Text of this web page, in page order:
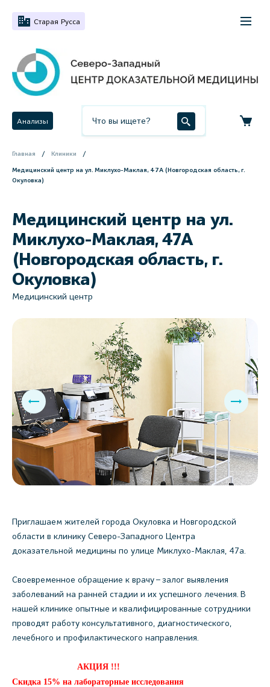
Старая Русса
Анализы
Главная Клиники
Медицинский центр на ул. Миклухо-Маклая, 47А (Новгородская область, г.
Окуловка)
Медицинский центр на ул.
Миклухо-Маклая, 47А
(Новгородская область, г.
Окуловка)
Медицинский центр
Приглашаем жителей города Окуловка и Новгородской
области в клинику Северо-Западного Центра
доказательной медицины по улице Миклухо-Маклая, 47а.
Своевременное обращение к врачу – залог выявления
заболеваний на ранней стадии и их успешного лечения. В
нашей клинике опытные и квалифицированные сотрудники
проводят работу консультативного, диагностического,
лечебного и профилактического направления.
АКЦИЯ !!!
Скидка 15% на лабораторные исследования